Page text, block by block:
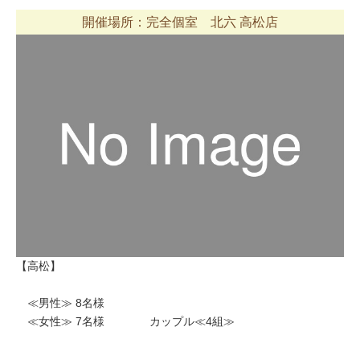
開催場所：完全個室 北六 高松店
【高松】
≪男性≫ 8名様
≪女性≫ 7名様 カップル≪4組≫